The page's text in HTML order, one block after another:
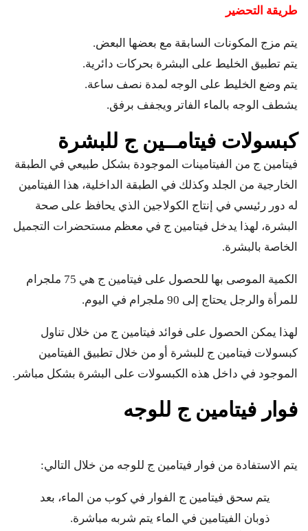
طريقة التحضير
يتم مزج المكونات السابقة مع بعضها البعض.
يتم تطبيق الخليط على البشرة بحركات دائرية.
يتم وضع الخليط على الوجه لمدة نصف ساعة.
يشطف الوجه بالماء الفاتر ويجفف برفق.
كبسولات فيتامــين ج للبشرة
فيتامين ج من الفيتامينات الموجودة بشكل طبيعي في الطبقة
الخارجية من الجلد وكذلك في الطبقة الداخلية، هذا الفيتامين
له دور رئيسي في إنتاج الكولاجين الذي يحافظ على صحة
البشرة، لهذا يدخل فيتامين ج في معظم مستحضرات التجميل
الخاصة بالبشرة.
الكمية الموصى بها للحصول على فيتامين ج هي 75 ملجرام
للمرأة والرجل يحتاج إلى 90 ملجرام في اليوم.
لهذا يمكن الحصول على فوائد فيتامين ج من خلال تناول
كبسولات فيتامين ج للبشرة أو من خلال تطبيق الفيتامين
الموجود في داخل هذه الكبسولات على البشرة بشكل مباشر.
فوار فيتامين ج للوجه
يتم الاستفادة من فوار فيتامين ج للوجه من خلال التالي:
يتم سحق فيتامين ج الفوار في كوب من الماء، بعد
ذوبان الفيتامين في الماء يتم شربه مباشرة.